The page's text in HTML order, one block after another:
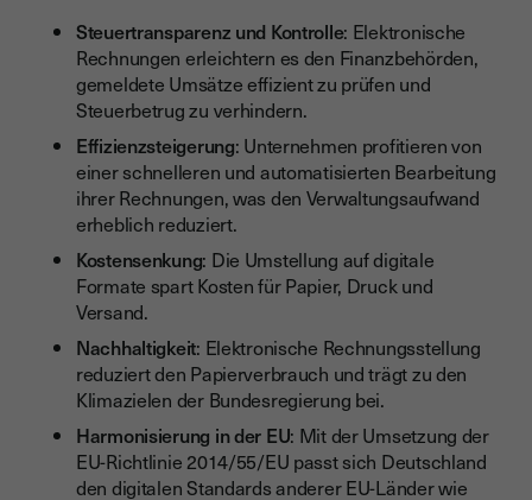
Steuertransparenz und Kontrolle: Elektronische
Rechnungen erleichtern es den Finanzbehörden,
gemeldete Umsätze effizient zu prüfen und
Steuerbetrug zu verhindern.
Effizienzsteigerung: Unternehmen profitieren von
einer schnelleren und automatisierten Bearbeitung
ihrer Rechnungen, was den Verwaltungsaufwand
erheblich reduziert.
Kostensenkung: Die Umstellung auf digitale
Formate spart Kosten für Papier, Druck und
Versand.
Nachhaltigkeit: Elektronische Rechnungsstellung
reduziert den Papierverbrauch und trägt zu den
Klimazielen der Bundesregierung bei.
Harmonisierung in der EU: Mit der Umsetzung der
EU-Richtlinie 2014/55/EU passt sich Deutschland
den digitalen Standards anderer EU-Länder wie